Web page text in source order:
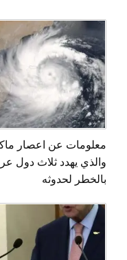
معلومات عن اعصار
والذي يهدد ثلاث دول
بالخطر لحدوثه